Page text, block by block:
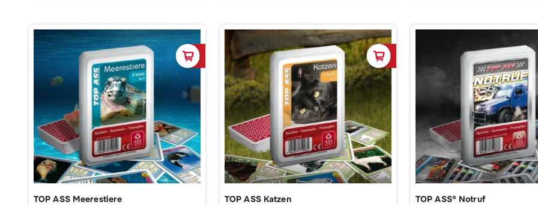
TOP ASS Meerestiere
In den Warenkorb
TOP ASS Katzen
In den Warenkorb
TOP ASS® Notruf